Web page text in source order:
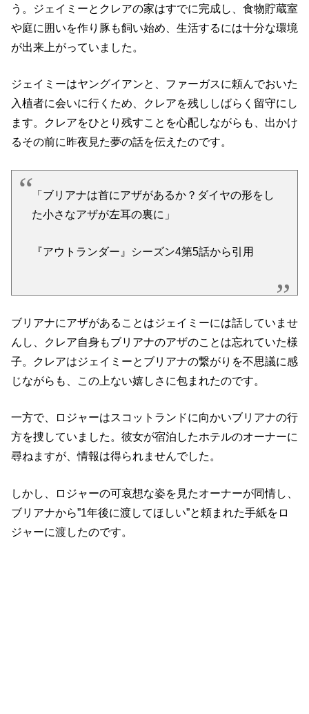
う。ジェイミーとクレアの家はすでに完成し、食物貯蔵室
や庭に囲いを作り豚も飼い始め、生活するには十分な環境
が出来上がっていました。
ジェイミーはヤングイアンと、ファーガスに頼んでおいた
入植者に会いに行くため、クレアを残ししばらく留守にし
ます。クレアをひとり残すことを心配しながらも、出かけ
るその前に昨夜見た夢の話を伝えたのです。
「ブリアナは首にアザがあるか？ダイヤの形をし
た小さなアザが左耳の裏に」
『アウトランダー』シーズン4第5話から引用
ブリアナにアザがあることはジェイミーには話していませ
んし、クレア自身もブリアナのアザのことは忘れていた様
子。クレアはジェイミーとブリアナの繋がりを不思議に感
じながらも、この上ない嬉しさに包まれたのです。
一方で、ロジャーはスコットランドに向かいブリアナの行
方を捜していました。彼女が宿泊したホテルのオーナーに
尋ねますが、情報は得られませんでした。
しかし、ロジャーの可哀想な姿を見たオーナーが同情し、
ブリアナから”1年後に渡してほしい”と頼まれた手紙をロ
ジャーに渡したのです。